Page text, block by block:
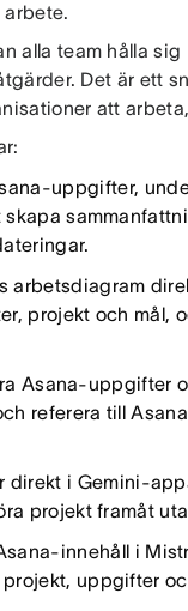
alla team hålla
Det är ett
att
uppgifter,
arbetsdiagram
projekt och mål,
Asana-uppgifter
referera till
direkt i Gemini-
projekt framåt
innehåll i
uppgifter